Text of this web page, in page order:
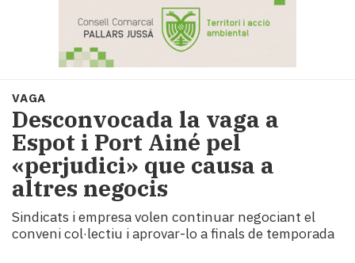
Societat
Política
i
municipis
Economia
i
Cultura
Esports
VAGA
Desconvocada la vaga a
Espot i Port Ainé pel
«perjudici» que causa a
altres negocis
Sindicats i empresa volen continuar negociant el
conveni col·lectiu i aprovar-lo a finals de temporada